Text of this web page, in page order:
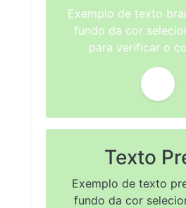
Exemplo de texto
fundo da cor
para verificar o
Texto
Exemplo de texto
fundo da cor